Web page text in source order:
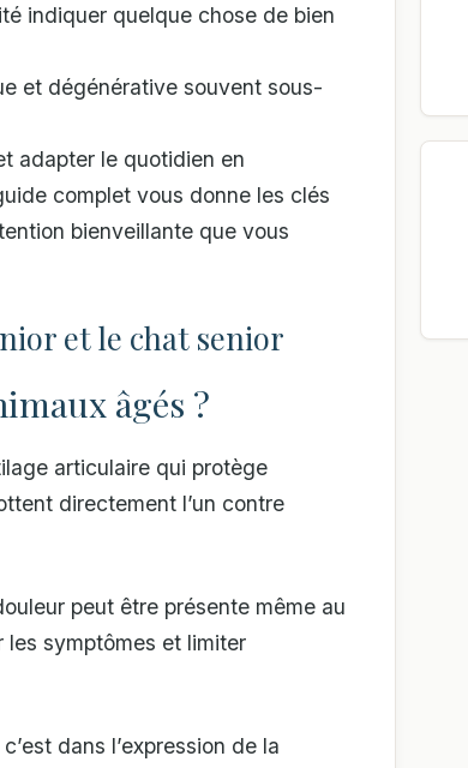
indiquer quelque chose de bien
et dégénérative souvent sous-
adapter le quotidien en
complet vous donne les clés
bienveillante que vous
et le chat senior
âgés ?
articulaire qui protège
directement l’un contre
peut être présente même au
les symptômes et limiter
dans l’expression de la